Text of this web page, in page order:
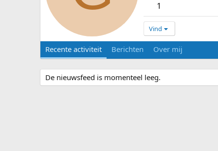
1
Vind
Recente activiteit Berichten Over mij
De nieuwsfeed is momenteel leeg.